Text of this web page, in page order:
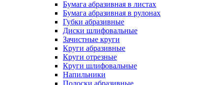
Бумага абразивная в листах
Бумага абразивная в рулонах
Губки абразивные
Диски шлифовальные
Зачистные круги
Круги абразивные
Круги отрезные
Круги шлифовальные
Напильники
Полоски абразивные